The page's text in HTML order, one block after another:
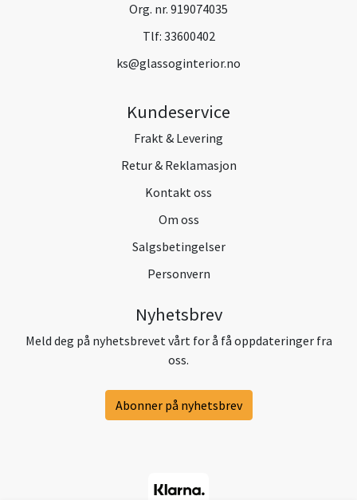
Org. nr. 919074035
Tlf: 33600402
ks@glassoginterior.no
Kundeservice
Frakt & Levering
Retur & Reklamasjon
Kontakt oss
Om oss
Salgsbetingelser
Personvern
Nyhetsbrev
Meld deg på nyhetsbrevet vårt for å få oppdateringer fra
oss.
Abonner på nyhetsbrev